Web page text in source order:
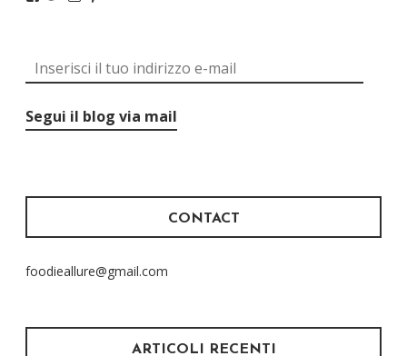
Segui il blog via mail
CONTACT
foodieallure@gmail.com
ARTICOLI RECENTI